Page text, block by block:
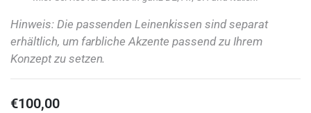
Hinweis: Die passenden Leinenkissen sind separat
erhältlich, um farbliche Akzente passend zu Ihrem
Konzept zu setzen.
€100,00